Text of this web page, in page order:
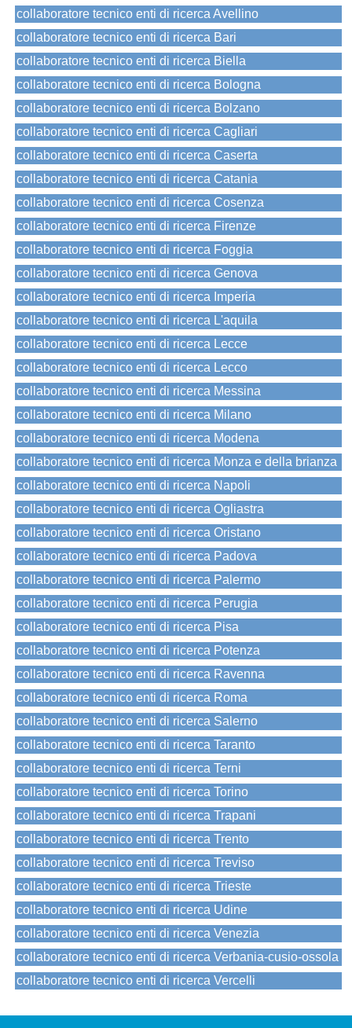
collaboratore tecnico enti di ricerca Avellino
collaboratore tecnico enti di ricerca Bari
collaboratore tecnico enti di ricerca Biella
collaboratore tecnico enti di ricerca Bologna
collaboratore tecnico enti di ricerca Bolzano
collaboratore tecnico enti di ricerca Cagliari
collaboratore tecnico enti di ricerca Caserta
collaboratore tecnico enti di ricerca Catania
collaboratore tecnico enti di ricerca Cosenza
collaboratore tecnico enti di ricerca Firenze
collaboratore tecnico enti di ricerca Foggia
collaboratore tecnico enti di ricerca Genova
collaboratore tecnico enti di ricerca Imperia
collaboratore tecnico enti di ricerca L'aquila
collaboratore tecnico enti di ricerca Lecce
collaboratore tecnico enti di ricerca Lecco
collaboratore tecnico enti di ricerca Messina
collaboratore tecnico enti di ricerca Milano
collaboratore tecnico enti di ricerca Modena
collaboratore tecnico enti di ricerca Monza e della brianza
collaboratore tecnico enti di ricerca Napoli
collaboratore tecnico enti di ricerca Ogliastra
collaboratore tecnico enti di ricerca Oristano
collaboratore tecnico enti di ricerca Padova
collaboratore tecnico enti di ricerca Palermo
collaboratore tecnico enti di ricerca Perugia
collaboratore tecnico enti di ricerca Pisa
collaboratore tecnico enti di ricerca Potenza
collaboratore tecnico enti di ricerca Ravenna
collaboratore tecnico enti di ricerca Roma
collaboratore tecnico enti di ricerca Salerno
collaboratore tecnico enti di ricerca Taranto
collaboratore tecnico enti di ricerca Terni
collaboratore tecnico enti di ricerca Torino
collaboratore tecnico enti di ricerca Trapani
collaboratore tecnico enti di ricerca Trento
collaboratore tecnico enti di ricerca Treviso
collaboratore tecnico enti di ricerca Trieste
collaboratore tecnico enti di ricerca Udine
collaboratore tecnico enti di ricerca Venezia
collaboratore tecnico enti di ricerca Verbania-cusio-ossola
collaboratore tecnico enti di ricerca Vercelli